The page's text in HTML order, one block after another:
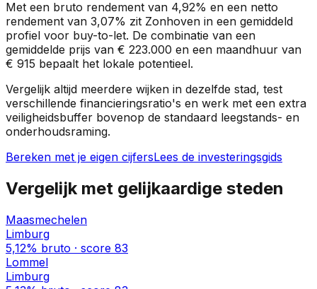
Met een bruto rendement van 4,92% en een netto
rendement van 3,07% zit Zonhoven in een gemiddeld
profiel voor buy-to-let. De combinatie van een
gemiddelde prijs van € 223.000 en een maandhuur van
€ 915 bepaalt het lokale potentieel.
Vergelijk altijd meerdere wijken in dezelfde stad, test
verschillende financieringsratio's en werk met een extra
veiligheidsbuffer bovenop de standaard leegstands- en
onderhoudsraming.
Bereken met je eigen cijfersLees de investeringsgids
Vergelijk met gelijkaardige steden
Maasmechelen
Limburg
5,12% bruto · score 83
Lommel
Limburg